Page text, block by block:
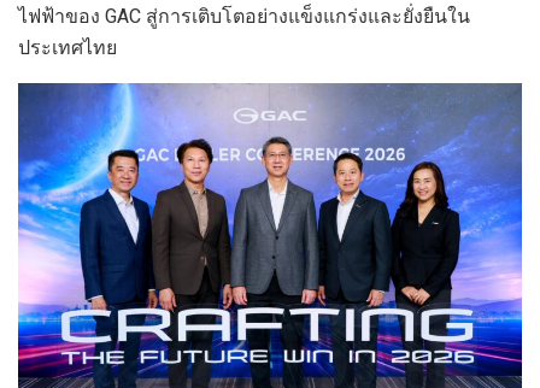
ไฟฟ้าของ GAC สู่การเติบโตอย่างแข็งแกร่งและยั่งยืนใน
ประเทศไทย